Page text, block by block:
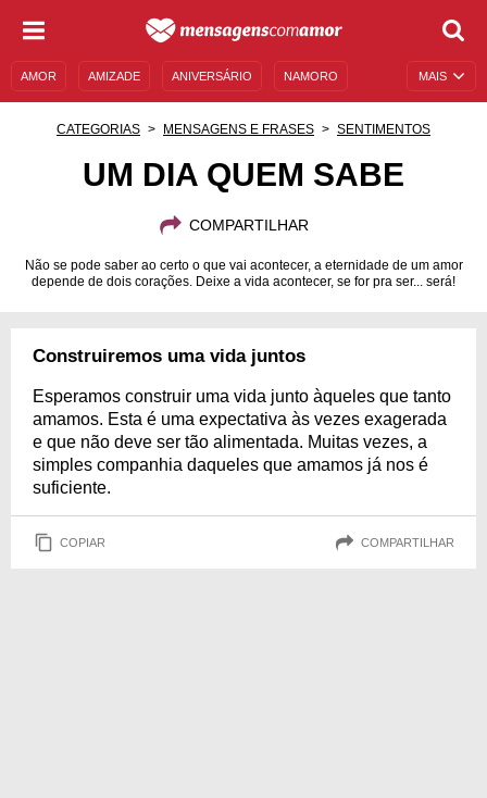
MAIS
AMOR AMIZADE ANIVERSÁRIO NAMORO
CATEGORIAS MENSAGENS E FRASES SENTIMENTOS
UM DIA QUEM SABE
COMPARTILHAR
Não se pode saber ao certo o que vai acontecer, a eternidade de um amor
depende de dois corações. Deixe a vida acontecer, se for pra ser... será!
Construiremos uma vida juntos
Esperamos construir uma vida junto àqueles que tanto
amamos. Esta é uma expectativa às vezes exagerada
e que não deve ser tão alimentada. Muitas vezes, a
simples companhia daqueles que amamos já nos é
suficiente.
COPIAR COMPARTILHAR